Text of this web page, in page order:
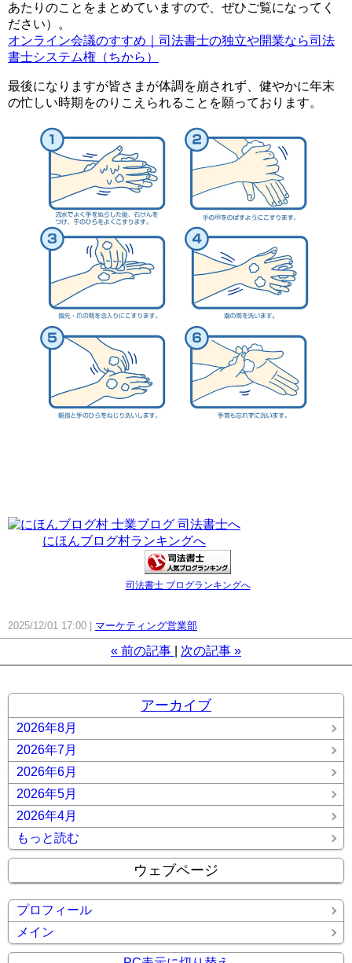
あたりのことをまとめていますので、ぜひご覧になってく
ださい）。
オンライン会議のすすめ｜司法書士の独立や開業なら司法
書士システム権（ちから）
最後になりますが皆さまが体調を崩されず、健やかに年末
の忙しい時期をのりこえられることを願っております。
にほんブログ村ランキングへ
司法書士 ブログランキングへ
2025/12/01 17:00 マーケティング営業部
« 前の記事 次の記事 »
アーカイブ
2026年8月
2026年7月
2026年6月
2026年5月
2026年4月
もっと読む
ウェブページ
プロフィール
メイン